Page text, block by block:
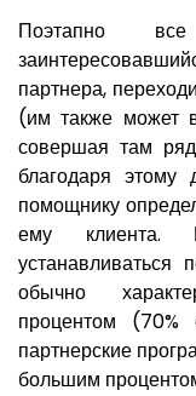
Поэтапно
партнера,
(им также может
совершая там
благодаря этому
помощнику
ему клиента.
обычно
процентом
партнерские
большим